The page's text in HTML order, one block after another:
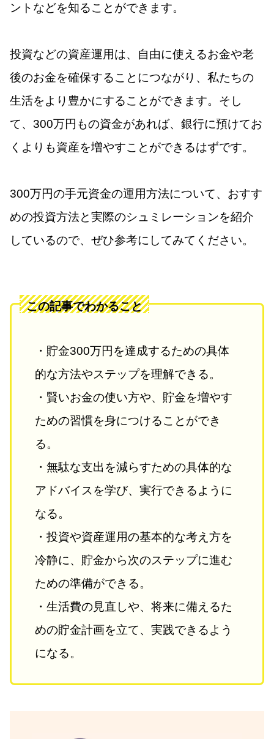
ントなどを知ることができます。
投資などの資産運用は、自由に使えるお金や老
後のお金を確保することにつながり、私たちの
生活をより豊かにすることができます。そし
て、300万円もの資金があれば、銀行に預けてお
くよりも資産を増やすことができるはずです。
300万円の手元資金の運用方法について、おすす
めの投資方法と実際のシュミレーションを紹介
しているので、ぜひ参考にしてみてください。
この記事でわかること
・貯金300万円を達成するための具体
的な方法やステップを理解できる。
・賢いお金の使い方や、貯金を増やす
ための習慣を身につけることができ
る。
・無駄な支出を減らすための具体的な
アドバイスを学び、実行できるように
なる。
・投資や資産運用の基本的な考え方を
冷静に、貯金から次のステップに進む
ための準備ができる。
・生活費の見直しや、将来に備えるた
めの貯金計画を立て、実践できるよう
になる。